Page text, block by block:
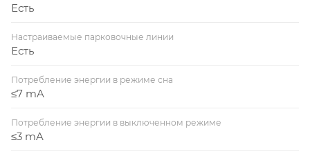
Есть
Настраиваемые парковочные линии
Есть
Потребление энергии в режиме сна
≤7 mA
Потребление энергии в выключенном режиме
≤3 mA